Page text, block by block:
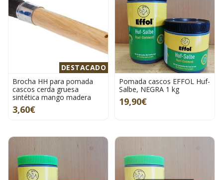
DESTACADO
Brocha HH para pomada
cascos cerda gruesa
sintética mango madera
3,60€
Pomada cascos EFFOL Huf-
Salbe, NEGRA 1 kg
19,90€